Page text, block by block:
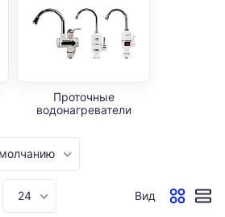
Проточные
водонагреватели
24 Вид